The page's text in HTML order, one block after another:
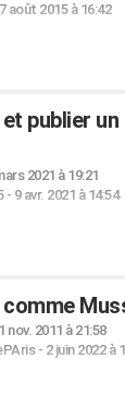
août 2015 à 16:42
publier
2021 à 19:21
- 9 avr. 2021 à 14:54
nov. 2011 à 21:58
- 2 juin 2022 à